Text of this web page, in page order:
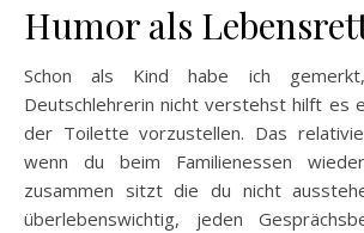
Humor als
Schon als Kind habe ich
Deutschlehrerin nicht verstehst hilft es
der Toilette vorzustellen. Das
wenn du beim Familienessen
zusammen sitzt die du nicht
überlebenswichtig, jeden